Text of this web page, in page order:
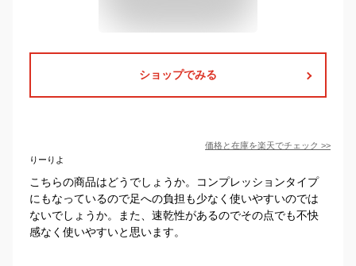
ショップでみる
価格と在庫を楽天でチェック >>
りーりよ
こちらの商品はどうでしょうか。コンプレッションタイプ
にもなっているので足への負担も少なく使いやすいのでは
ないでしょうか。また、速乾性があるのでその点でも不快
感なく使いやすいと思います。